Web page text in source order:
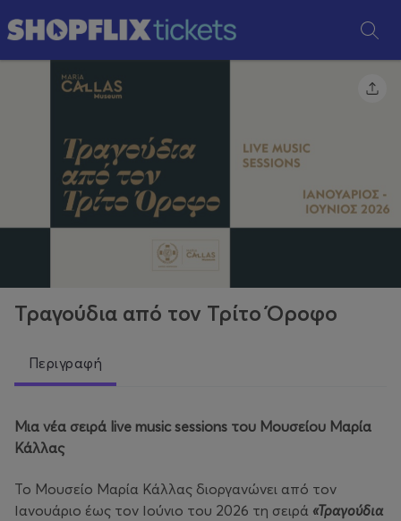
Τραγούδια από τον Τρίτο Όροφο
Περιγραφή
Μια νέα σειρά live musicsessions του Μουσείου Μαρία
Κάλλας
Το Μουσείο Μαρία Κάλλας διοργανώνει από τον
Ιανουάριο έως τον Ιούνιο του 2026 τη σειρά «Τραγούδια